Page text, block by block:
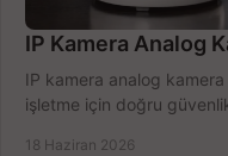
IP Kamera Analog
IP kamera analog
işletme için doğru
18 Haziran 2026